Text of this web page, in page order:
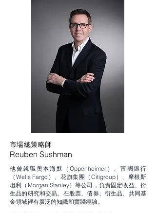
市場總策略師
Reuben Sushman
他曾就職奧本海默（Oppenheimer）、富國銀⾏
（Wells Fargo）、花旗集團（Citigroup）、摩根斯
坦利（Morgan Stanley）等公司，負責固定收益、衍
⽣品的研究和交易。在股票、債券、衍生品、共同基
金領域裡有廣泛的知識和實踐經驗。